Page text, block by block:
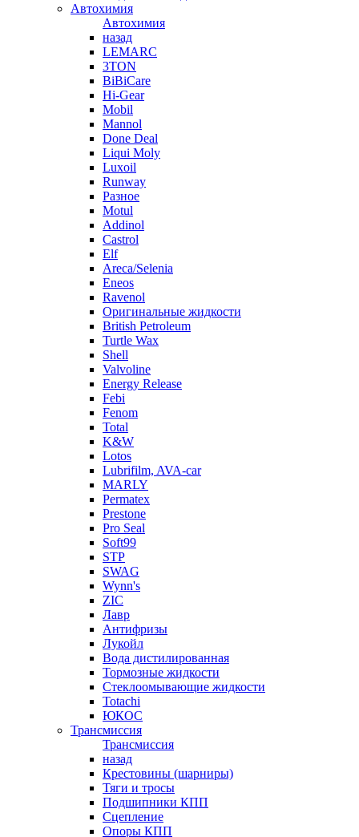
Автохимия
Автохимия
назад
LEMARC
3TON
BiBiCare
Hi-Gear
Mobil
Mannol
Done Deal
Liqui Moly
Luxoil
Runway
Разное
Motul
Addinol
Castrol
Elf
Areca/Selenia
Eneos
Ravenol
Оригинальные жидкости
British Petroleum
Turtle Wax
Shell
Valvoline
Energy Release
Febi
Fenom
Total
K&W
Lotos
Lubrifilm, AVA-car
MARLY
Permatex
Prestone
Pro Seal
Soft99
STP
SWAG
Wynn's
ZIC
Лавр
Антифризы
Лукойл
Вода дистилированная
Тормозные жидкости
Стеклоомывающие жидкости
Totachi
ЮКОС
Трансмиссия
Трансмиссия
назад
Крестовины (шарниры)
Тяги и тросы
Подшипники КПП
Сцепление
Опоры КПП